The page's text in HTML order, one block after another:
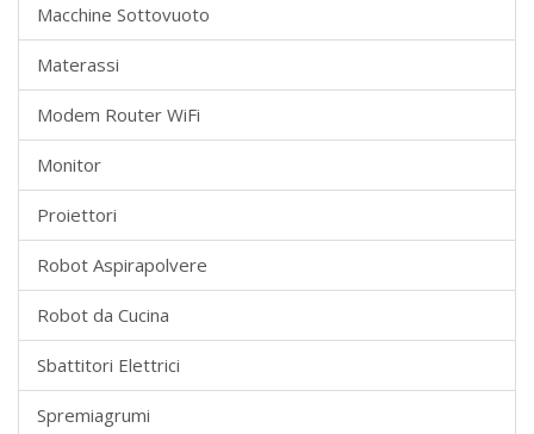
Macchine Sottovuoto
Materassi
Modem Router WiFi
Monitor
Proiettori
Robot Aspirapolvere
Robot da Cucina
Sbattitori Elettrici
Spremiagrumi